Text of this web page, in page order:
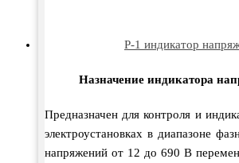
P-1 индикатор
Назначение индикатора
Предназначен для контроля и
электроустановках в диапазоне
напряжений от 12 до 690 В